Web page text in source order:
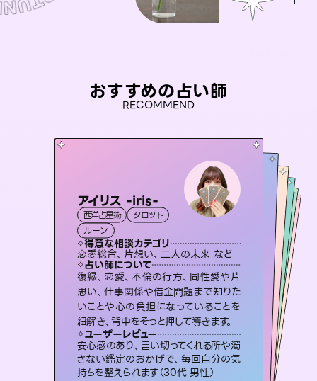
おすすめの占い師
RECOMMEND
アイリス -iris-
西洋占星術
タロット
ルーン
得意な相談カテゴリ
恋愛総合、片想い、二人の未来 など
占い師について
復縁、恋愛、不倫の行方、同性愛や片
思い、仕事関係や借金問題まで知りた
いことや心の負担になっていることを
紐解き、背中をそっと押して導きます。
ユーザーレビュー
安心感のあり、言い切ってくれる所や濁
さない鑑定のおかげで、毎回自分の気
持ちを整えられます（30代 男性）
未来視師＊花
霊視・オーラ 心理学
スピリチュアル・リーディング
得意な相談カテゴリ
出逢い、片想い、復縁 など
占い師について
未来には何パターンもの選択肢があり
ます。不安で視えにくくなっているあな
たの素敵な未来を見つけ、その未来を
選択できるようアドバイスします。
ユーザーレビュー
職場の人の性質や人間関係、本心など
本当によく視えていてびっくり。対策が
打てて前向きになれます（40代）
おう 霊感オラクル
霊視・オーラ
オラクルカード
得意な相談カテゴリ
恋愛総合、あの人の気持ち など
占い師について
霊視×オラクルカードを使って「今」と
「未来」そして「気になるあの人の気持
ち」まで丁寧に読み解き、恋や人生のヒ
ントを優しく引き出します。
ユーザーレビュー
不安な気持ちが嘘みたいに晴れまし
た…！よく視えていらっしゃるんだなと
感じました（40代 女性）
彗望（ すいぼう
霊視・オーラ
スピリチュアル・リーディング
得意な相談カテゴリ
片想い、あの人の気持ち、復縁 など
占い師について
3,700年以上の歴史を持つ東洋最古の占術「易占」で詳細まで占い、幸せへ向かう道筋を示します。厳しい結果にも具体的な対策をお伝えします。
ユーザーレビュー
複雑な背景もしっかり聞いて鑑定して
いただけました。気持ちが楽になりまし
た（50代 女性）
セラピスト理恵
スピリチュアル・リーディング
得意な相談カテゴリ
片想い、二人の未来、年の差 など
占い師について
連絡再開、復縁、成就などの報告実績
多数。セラピストとして2万超の施術経
験があるからこそできる鑑定で、より良
い未来をサポートします。
ユーザーレビュー
とても心温まる鑑定でした。しかもこち
らは何も言っていないのに視えていらっ
しゃるんだなと驚きです（30代女性）
桃源珠羽
霊視・オーラ タロット
スピリチュアル・リーディング
得意な相談カテゴリ
片想い、あの人の気持ち、復縁 など
占い師について
恋愛のお悩みの中でも特に「曖昧な関
係」の相談を得意としており、友達以上
恋人未満なお相手との今後や本音を丁
寧に読み解き恋愛成就へと導きます。
ユーザーレビュー
鑑定していただいてアドバイス通りに行
動すると仲が復活してきました。ありが
とうございました（40代 女性）